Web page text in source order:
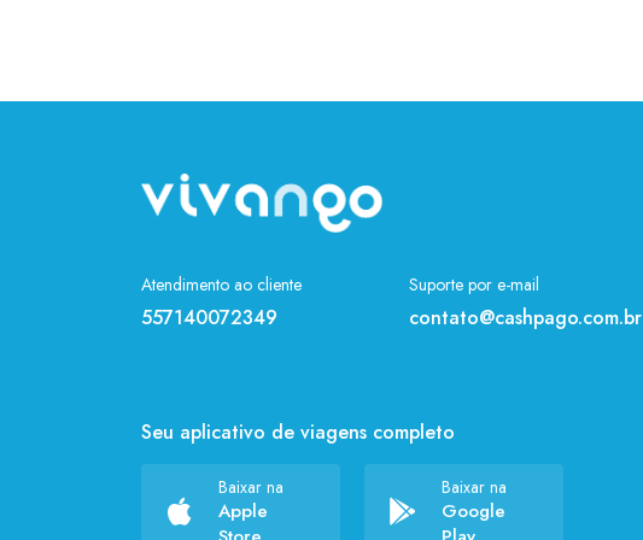
Atendimento ao cliente
557140072349
Suporte por e-mail
contato@cashpago.com.br
Seu aplicativo de viagens completo
Baixar na
Apple
Baixar na
Google